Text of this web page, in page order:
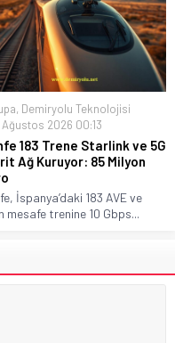
, Demiryolu Teknolojisi
Ağustos 2026 00:13
183 Trene Starlink ve 5G
Ağ Kuruyor: 85 Milyon
İspanya’daki 183 AVE ve
mesafe trenine 10 Gbps...